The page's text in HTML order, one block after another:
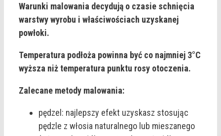
Warunki malowania decydują o czasie schnięcia
warstwy wyrobu i właściwościach uzyskanej
powłoki.
Temperatura podłoża powinna być co najmniej 3°C
wyższa niż temperatura punktu rosy otoczenia.
Zalecane metody malowania:
pędzel: najlepszy efekt uzyskasz stosując
pędzle z włosia naturalnego lub mieszanego